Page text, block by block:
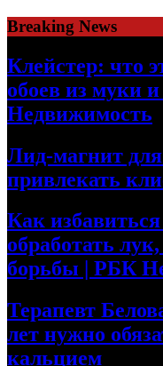
Skip
to
content
Breaking News
Клейстер: что
обоев из муки
Недвижимость
Лид-магнит для
привлекать
Как
обработать
борьбы | РБК
Терапевт
лет нужно
кальцием